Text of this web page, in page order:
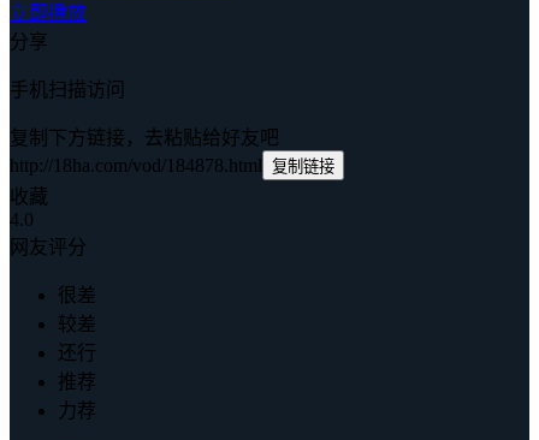
立即播放
分享
手机扫描访问
复制下方链接，去粘贴给好友吧
http://18ha.com/vod/184878.html 复制链接
收藏
4.0
网友评分
很差
较差
还行
推荐
力荐